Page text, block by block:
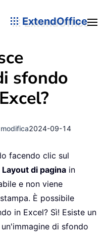
ExtendOffice
sfondo
2024-09-14
facendo clic sul
Layout di pagina in
e non viene
È possibile
in Excel? Sì! Esiste un
di sfondo